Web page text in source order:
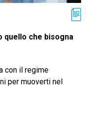
che bisogna
con il regime
per muoverti nel